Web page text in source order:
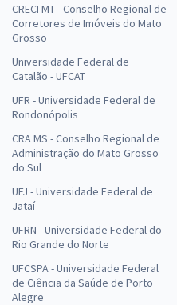
CRECI MT - Conselho Regional de
Corretores de Imóveis do Mato
Grosso
Universidade Federal de
Catalão - UFCAT
UFR - Universidade Federal de
Rondonópolis
CRA MS - Conselho Regional de
Administração do Mato Grosso
do Sul
UFJ - Universidade Federal de
Jataí
UFRN - Universidade Federal do
Rio Grande do Norte
UFCSPA - Universidade Federal
de Ciência da Saúde de Porto
Alegre